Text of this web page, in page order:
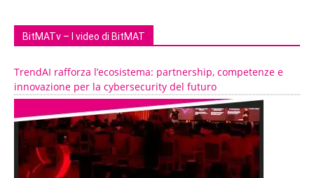
BitMATv – I video di BitMAT
TrendAI rafforza l’ecosistema: partnership, competenze e
innovazione per la cybersecurity del futuro